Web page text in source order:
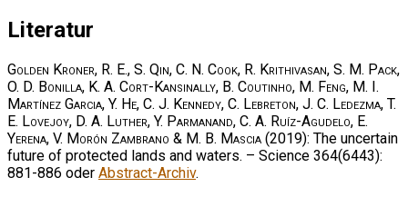
Literatur
Golden Kroner, R. E., S. Qin, C. N. Cook, R. Krithivasan, S. M. Pack,
O. D. Bonilla, K. A. Cort-Kansinally, B. Coutinho, M. Feng, M. I.
Martínez Garcia, Y. He, C. J. Kennedy, C. Lebreton, J. C. Ledezma, T.
E. Lovejoy, D. A. Luther, Y. Parmanand, C. A. Ruíz-Agudelo, E.
Yerena, V. Morón Zambrano & M. B. Mascia (2019): The uncertain
future of protected lands and waters. – Science 364(6443):
881-886 oder Abstract-Archiv.